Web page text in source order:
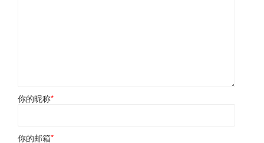
你的昵称*
你的邮箱*